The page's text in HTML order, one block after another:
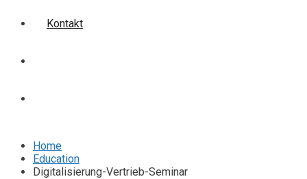
Kontakt
Home
Education
Digitalisierung-Vertrieb-Seminar